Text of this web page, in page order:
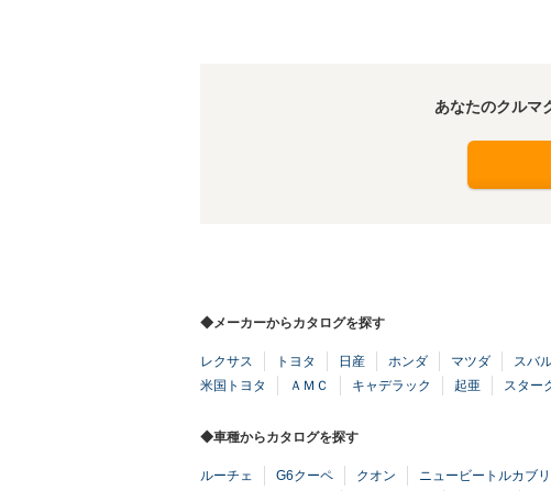
あなたのクルマ
◆メーカーからカタログを探す
レクサス トヨタ 日産 ホンダ マツダ スバ
米国トヨタ
ＡＭＣ キャデラック 起亜 スター
◆車種からカタログを探す
ルーチェ G6クーペ クオン ニュービートルカブ